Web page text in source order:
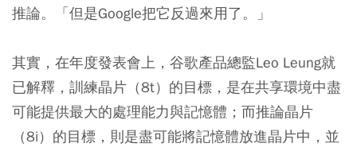
推論。「但是Google把它反過來用了。」
其實，在年度發表會上，谷歌產品總監Leo Leung就
已解釋，訓練晶片（8t）的目標，是在共享環境中盡
可能提供最大的處理能力與記憶體；而推論晶片
（8i）的目標，則是盡可能將記憶體放進晶片中，並